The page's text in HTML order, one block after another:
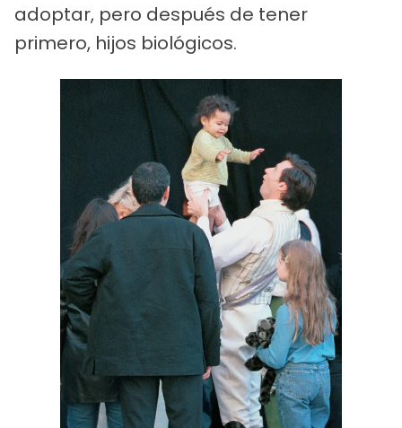
adoptar, pero después de tener
primero, hijos biológicos.